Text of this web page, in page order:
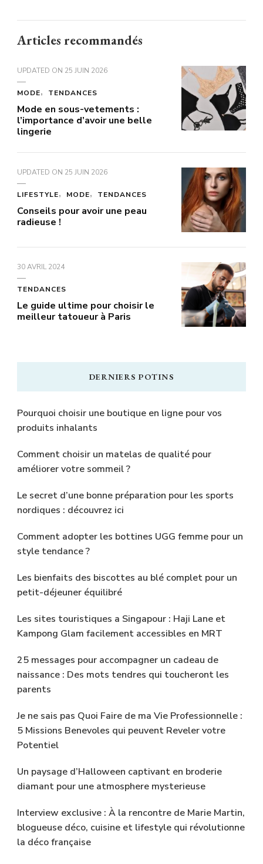
Articles recommandés
UPDATED ON 25 JUIN 2026
MODE TENDANCES
Mode en sous-vetements :
l’importance d’avoir une belle
lingerie
UPDATED ON 25 JUIN 2026
LIFESTYLE MODE TENDANCES
Conseils pour avoir une peau
radieuse !
30 AVRIL 2024
TENDANCES
Le guide ultime pour choisir le
meilleur tatoueur à Paris
DERNIERS POTINS
Pourquoi choisir une boutique en ligne pour vos
produits inhalants
Comment choisir un matelas de qualité pour
améliorer votre sommeil ?
Le secret d’une bonne préparation pour les sports
nordiques : découvrez ici
Comment adopter les bottines UGG femme pour un
style tendance ?
Les bienfaits des biscottes au blé complet pour un
petit-déjeuner équilibré
Les sites touristiques a Singapour : Haji Lane et
Kampong Glam facilement accessibles en MRT
25 messages pour accompagner un cadeau de
naissance : Des mots tendres qui toucheront les
parents
Je ne sais pas Quoi Faire de ma Vie Professionnelle :
5 Missions Benevoles qui peuvent Reveler votre
Potentiel
Un paysage d’Halloween captivant en broderie
diamant pour une atmosphere mysterieuse
Interview exclusive : À la rencontre de Marie Martin,
blogueuse déco, cuisine et lifestyle qui révolutionne
la déco française